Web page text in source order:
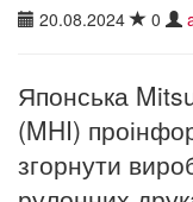
20.08.2024 0
Японська
(MHI)
згорнути